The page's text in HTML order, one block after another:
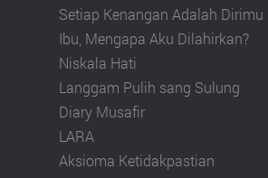
Setiap Kenangan Adalah Dirimu
Ibu, Mengapa Aku Dilahirkan?
Niskala Hati
Langgam Pulih sang Sulung
Diary Musafir
LARA
Aksioma Ketidakpastian